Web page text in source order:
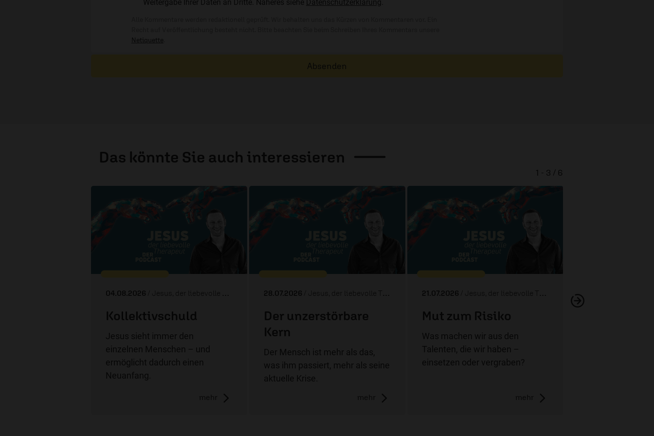
Weitergabe Ihrer Daten an Dritte. Näheres siehe Datenschutzerklärung
Netiquette
Absenden
Das könnte Sie auch interessieren
04.08.2026 / Jesus, der liebevolle Therapeut
Kollektivschuld
Jesus sieht immer den
einzelnen Menschen – und
ermöglicht dadurch einen
Neuanfang.
mehr
28.07.2026 / Jesus, der liebevolle Therapeut
Der unzerstörbare
Kern
Der Mensch ist mehr als das,
was ihm passiert, mehr als seine
aktuelle Krise.
mehr
21.07.2026 / Jesus, der liebevolle Therapeut
Mut zum Risiko
Was machen wir aus den
Talenten, die wir haben –
einsetzen oder vergraben?
mehr
1 - 3 / 6